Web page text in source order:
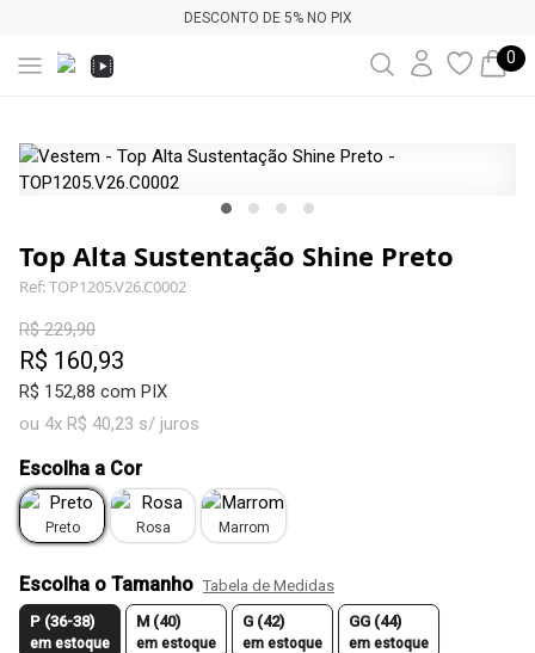
DESCONTO DE 5% NO PIX
0
Top Alta Sustentação Shine Preto
Ref: TOP1205.V26.C0002
R$ 229,90
R$ 160,93
R$ 152,88 com PIX
ou 4x R$ 40,23 s/ juros
Escolha a Cor
Preto Rosa Marrom
Escolha o Tamanho Tabela de Medidas
P (36-38)
em estoque
M (40)
em estoque
G (42)
em estoque
GG (44)
em estoque